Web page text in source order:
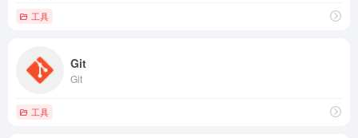
工具
Git
Git
工具